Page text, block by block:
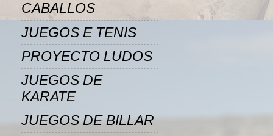
CABALLOS
JUEGOS E TENIS
PROYECTO LUDOS
JUEGOS DE
KARATE
JUEGOS DE BILLAR